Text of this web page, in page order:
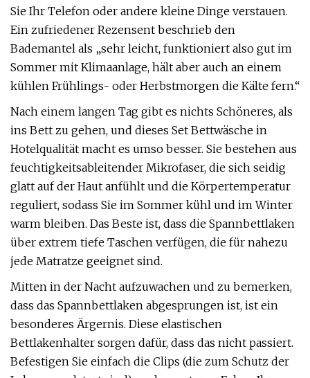
Sie Ihr Telefon oder andere kleine Dinge verstauen.
Ein zufriedener Rezensent beschrieb den
Bademantel als „sehr leicht, funktioniert also gut im
Sommer mit Klimaanlage, hält aber auch an einem
kühlen Frühlings- oder Herbstmorgen die Kälte fern.“
Nach einem langen Tag gibt es nichts Schöneres, als
ins Bett zu gehen, und dieses Set Bettwäsche in
Hotelqualität macht es umso besser. Sie bestehen aus
feuchtigkeitsableitender Mikrofaser, die sich seidig
glatt auf der Haut anfühlt und die Körpertemperatur
reguliert, sodass Sie im Sommer kühl und im Winter
warm bleiben. Das Beste ist, dass die Spannbettlaken
über extrem tiefe Taschen verfügen, die für nahezu
jede Matratze geeignet sind.
Mitten in der Nacht aufzuwachen und zu bemerken,
dass das Spannbettlaken abgesprungen ist, ist ein
besonderes Ärgernis. Diese elastischen
Bettlakenhalter sorgen dafür, dass das nicht passiert.
Befestigen Sie einfach die Clips (die zum Schutz der